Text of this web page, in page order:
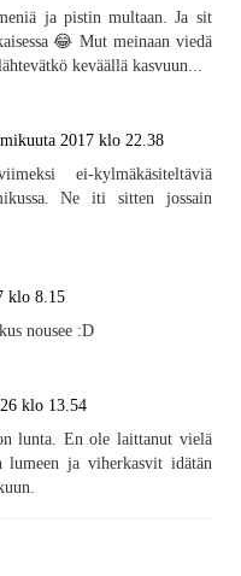
ja pistin multaan. Ja sit
😂 Mut meinaan viedä
keväällä kasvuun...
2017 klo 22.38
ei-kylmäkäsiteltäviä
Ne iti sitten jossain
klo 8.15
nousee :D
klo 13.54
lunta. En ole laittanut vielä
lumeen ja viherkasvit idätän